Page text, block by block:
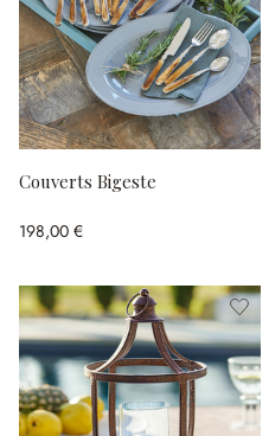
Couverts Bigeste
198,00 €